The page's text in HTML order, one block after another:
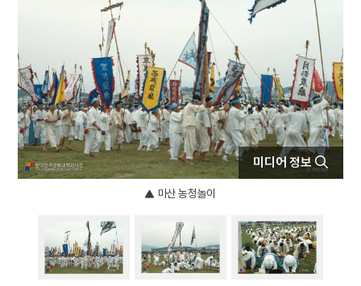
윤상원
강화도조약
5
아함
6
가야금병창
7 경주 석굴암 석굴
8 관미령전투
9 김구
미디어 정보
마산 농청놀이